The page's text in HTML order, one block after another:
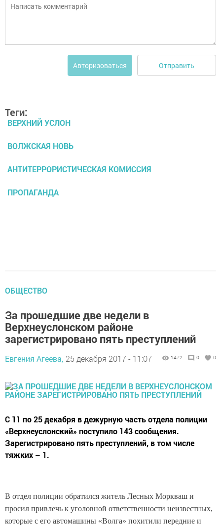
Авторизоваться Отправить
Теги:
ВЕРХНИЙ УСЛОН
ВОЛЖСКАЯ НОВЬ
АНТИТЕРРОРИСТИЧЕСКАЯ КОМИССИЯ
ПРОПАГАНДА
ОБЩЕСТВО
За прошедшие две недели в
Верхнеуслонском районе
зарегистрировано пять преступлений
Евгения Агеева, 25 декабря 2017 - 11:07 1472 0 0
С 11 по 25 декабря в дежурную часть отдела полиции
«Верхнеуслонский» поступило 143 сообщения.
Зарегистрировано пять преступлений, в том числе
тяжких – 1.
В отдел полиции обратился житель Лесных Моркваш и
просил привлечь к уголовной ответственности неизвестных,
которые с его автомашины «Волга» похитили передние и